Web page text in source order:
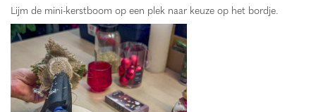
Lijm de mini-kerstboom op een plek naar keuze op het bordje.